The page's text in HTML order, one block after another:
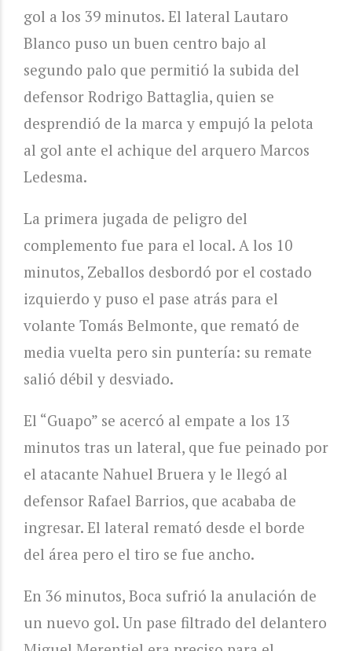
gol a los 39 minutos. El lateral Lautaro
Blanco puso un buen centro bajo al
segundo palo que permitió la subida del
defensor Rodrigo Battaglia, quien se
desprendió de la marca y empujó la pelota
al gol ante el achique del arquero Marcos
Ledesma.
La primera jugada de peligro del
complemento fue para el local. A los 10
minutos, Zeballos desbordó por el costado
izquierdo y puso el pase atrás para el
volante Tomás Belmonte, que remató de
media vuelta pero sin puntería: su remate
salió débil y desviado.
El “Guapo” se acercó al empate a los 13
minutos tras un lateral, que fue peinado por
el atacante Nahuel Bruera y le llegó al
defensor Rafael Barrios, que acababa de
ingresar. El lateral remató desde el borde
del área pero el tiro se fue ancho.
En 36 minutos, Boca sufrió la anulación de
un nuevo gol. Un pase filtrado del delantero